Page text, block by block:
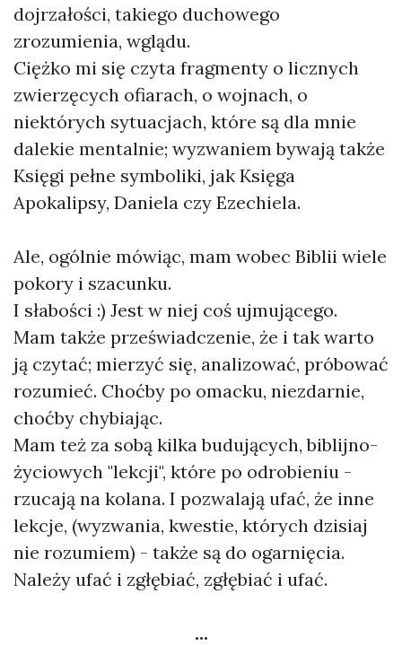
dojrzałości, takiego duchowego
zrozumienia, wglądu.
Ciężko mi się czyta fragmenty o licznych
zwierzęcych ofiarach, o wojnach, o
niektórych sytuacjach, które są dla mnie
dalekie mentalnie; wyzwaniem bywają także
Księgi pełne symboliki, jak Księga
Apokalipsy, Daniela czy Ezechiela.
Ale, ogólnie mówiąc, mam wobec Biblii wiele
pokory i szacunku.
I słabości :) Jest w niej coś ujmującego.
Mam także przeświadczenie, że i tak warto
ją czytać; mierzyć się, analizować, próbować
rozumieć. Choćby po omacku, niezdarnie,
choćby chybiając.
Mam też za sobą kilka budujących, biblijno-
życiowych "lekcji", które po odrobieniu -
rzucają na kolana. I pozwalają ufać, że inne
lekcje, (wyzwania, kwestie, których dzisiaj
nie rozumiem) - także są do ogarnięcia.
Należy ufać i zgłębiać, zgłębiać i ufać.
...